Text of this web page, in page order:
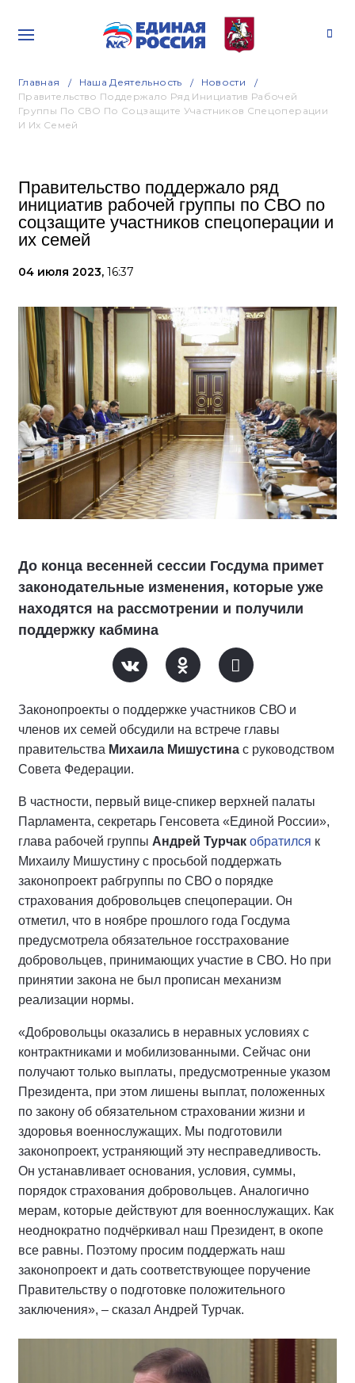
Главная Наша Деятельность
Новости
Правительство Поддержало Ряд Инициатив Рабочей
Группы По СВО По Соцзащите Участников Спецоперации
И Их Семей
Правительство поддержало ряд
инициатив рабочей группы по СВО по
соцзащите участников спецоперации и
их семей
04 июля 2023, 16:37
До конца весенней сессии Госдума примет
законодательные изменения, которые уже
находятся на рассмотрении и получили
поддержку кабмина
Законопроекты о поддержке участников СВО и
членов их семей обсудили на встрече главы
правительства Михаила Мишустина с руководством
Совета Федерации.
В частности, первый вице-спикер верхней палаты
Парламента, секретарь Генсовета «Единой России»,
глава рабочей группы Андрей Турчак обратился к
Михаилу Мишустину с просьбой поддержать
законопроект рабгруппы по СВО о порядке
страхования добровольцев спецоперации. Он
отметил, что в ноябре прошлого года Госдума
предусмотрела обязательное госстрахование
добровольцев, принимающих участие в СВО. Но при
принятии закона не был прописан механизм
реализации нормы.
«Добровольцы оказались в неравных условиях с
контрактниками и мобилизованными. Сейчас они
получают только выплаты, предусмотренные указом
Президента, при этом лишены выплат, положенных
по закону об обязательном страховании жизни и
здоровья военнослужащих. Мы подготовили
законопроект, устраняющий эту несправедливость.
Он устанавливает основания, условия, суммы,
порядок страхования добровольцев. Аналогично
мерам, которые действуют для военнослужащих. Как
неоднократно подчёркивал наш Президент, в окопе
все равны. Поэтому просим поддержать наш
законопроект и дать соответствующее поручение
Правительству о подготовке положительного
заключения», – сказал Андрей Турчак.